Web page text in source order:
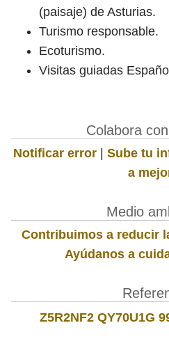
(paisaje) de Asturias.
Turismo responsable.
Ecoturismo.
Visitas guiadas
Colabora
Notificar error | Sube tu
a
Medio
Contribuimos a reducir
Ayúdanos a
Z5R2NF2 QY70U1G